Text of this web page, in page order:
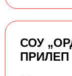
СОУ
ПРИЛЕП